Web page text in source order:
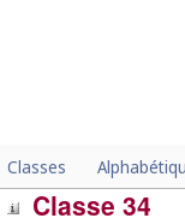
Classes
les mélanges
Classe 34